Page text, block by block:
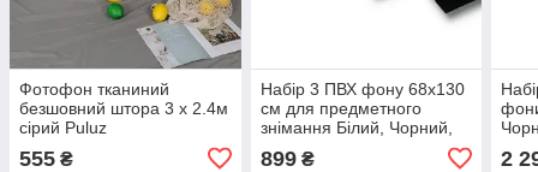
Фотофон тканиний
безшовний штора 3 x 2.4м
сірий Puluz
555 ₴
Набір 3 ПВХ фону 68x130
см для предметного
знімання Білий, Чорний,
899₴ 2